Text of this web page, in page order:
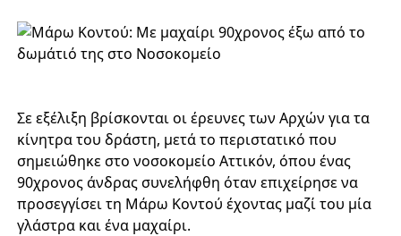
Σε εξέλιξη βρίσκονται οι έρευνες των Αρχών για τα
κίνητρα του δράστη, μετά το περιστατικό που
σημειώθηκε στο νοσοκομείο Αττικόν, όπου ένας
90χρονος άνδρας συνελήφθη όταν επιχείρησε να
προσεγγίσει τη Μάρω Κοντού έχοντας μαζί του μία
γλάστρα και ένα μαχαίρι.